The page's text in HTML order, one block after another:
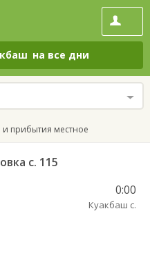
на все дни
прибытия местное
с. 115
0:00
Куакбаш с.